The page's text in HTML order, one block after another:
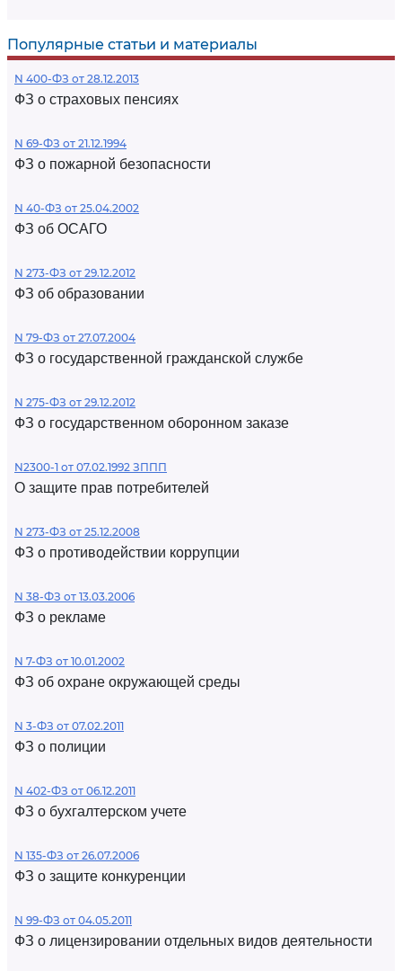
Популярные статьи и материалы
N 400-ФЗ от 28.12.2013
ФЗ о страховых пенсиях
N 69-ФЗ от 21.12.1994
ФЗ о пожарной безопасности
N 40-ФЗ от 25.04.2002
ФЗ об ОСАГО
N 273-ФЗ от 29.12.2012
ФЗ об образовании
N 79-ФЗ от 27.07.2004
ФЗ о государственной гражданской службе
N 275-ФЗ от 29.12.2012
ФЗ о государственном оборонном заказе
N2300-1 от 07.02.1992 ЗППП
О защите прав потребителей
N 273-ФЗ от 25.12.2008
ФЗ о противодействии коррупции
N 38-ФЗ от 13.03.2006
ФЗ о рекламе
N 7-ФЗ от 10.01.2002
ФЗ об охране окружающей среды
N 3-ФЗ от 07.02.2011
ФЗ о полиции
N 402-ФЗ от 06.12.2011
ФЗ о бухгалтерском учете
N 135-ФЗ от 26.07.2006
ФЗ о защите конкуренции
N 99-ФЗ от 04.05.2011
ФЗ о лицензировании отдельных видов деятельности